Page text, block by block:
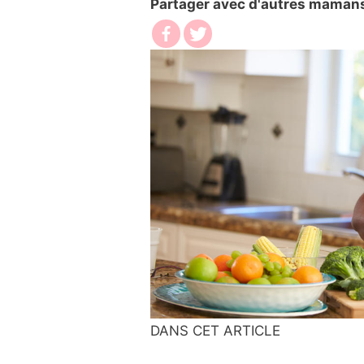
Partager avec d'autres
DANS CET ARTICLE